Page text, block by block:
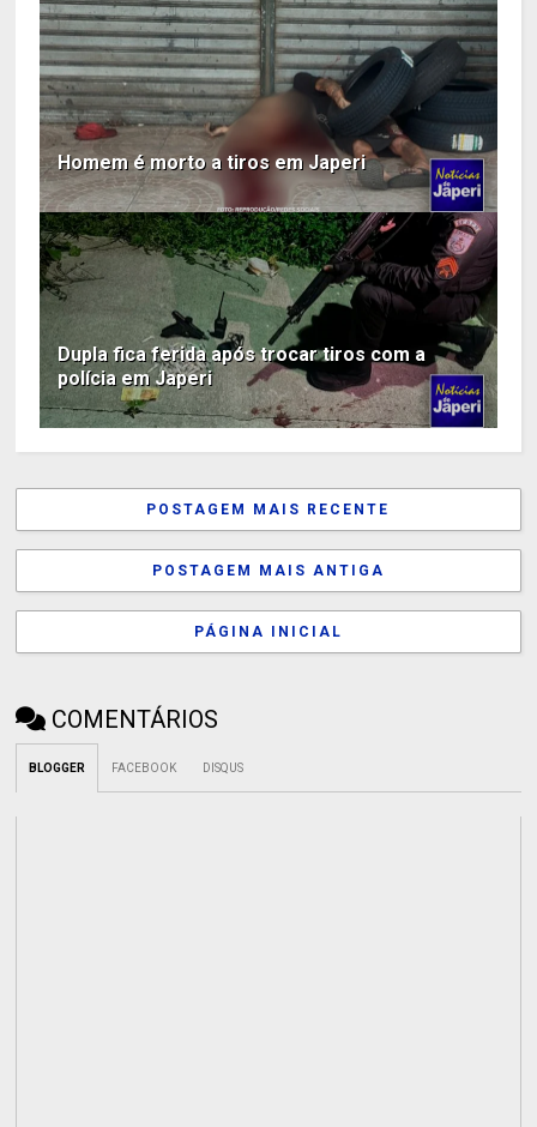
Homem é morto a tiros em Japeri
Dupla fica ferida após trocar tiros com a
polícia em Japeri
POSTAGEM MAIS RECENTE
POSTAGEM MAIS ANTIGA
PÁGINA INICIAL
COMENTÁRIOS
BLOGGER FACEBOOK DISQUS